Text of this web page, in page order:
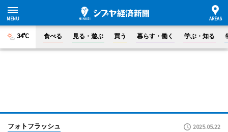
34°C 食べる 見る・遊ぶ 買う 暮らす・働く 学ぶ・知る
フォトフラッシュ 2025.05.22